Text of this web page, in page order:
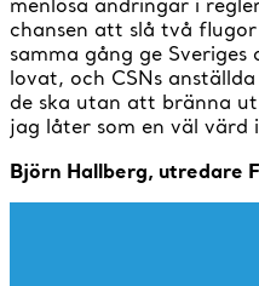
chansen att slå två
samma gång ge
lovat, och CSNs
de ska utan att bränna
jag låter som en väl värd
Björn Hallberg, utredare